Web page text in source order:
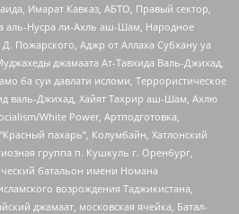
Имарат Кавказ, АБТО, Правый сектор,
аль-Нусра ли-Ахль аш-Шам, Народное
Пожарского, Аджр от Аллаха Субхану уа
джамаата Ат-Тавхида Валь-Джихад,
ба суи давлати исломи, Террористическое
валь-Джихад, Хайят Тахрир аш-Шам, Ахлю
White Power, Артподготовка,
пахарь”, Колумбайн, Хатлонский
группа п. Кушкуль г. Оренбург,
батальон имени Номана
возрождения Таджикистана,
джамаат, московская ячейка, Батал-